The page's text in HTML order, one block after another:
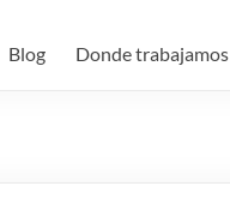
Blog Donde trabajamos